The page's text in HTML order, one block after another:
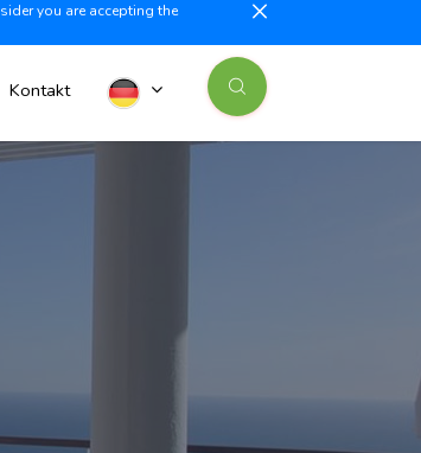
you are accepting the
500 700 info@iberiaproperty.com
Kontakt